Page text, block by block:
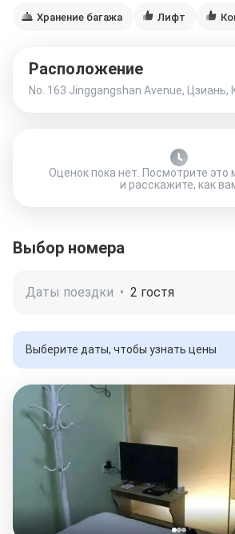
Хранение багажа Лифт
Расположение
No. 163 Jinggangshan Avenue, Цзиань,
Оценок пока нет. Посмотрите
и расскажите, как
Выбор номера
Даты поездки • 2 гостя
Выберите даты, чтобы узнать цены